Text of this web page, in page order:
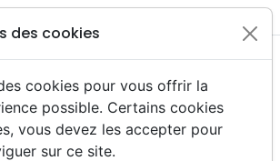
des cookies
cookies pour vous offrir la
possible. Certains cookies
vous devez les accepter pour
sur ce site.